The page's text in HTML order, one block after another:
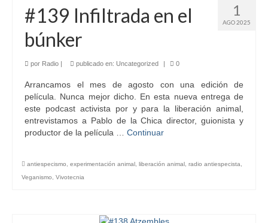
1
AGO 2025
#139 Infiltrada en el
búnker
por Radio | publicado en: Uncategorized | 0
Arrancamos el mes de agosto con una edición de
película. Nunca mejor dicho. En esta nueva entrega de
este podcast activista por y para la liberación animal,
entrevistamos a Pablo de la Chica director, guionista y
productor de la película … Continuar
antiespecismo experimentación animal liberación animal radio antiespecista
Veganismo
Vivotecnia